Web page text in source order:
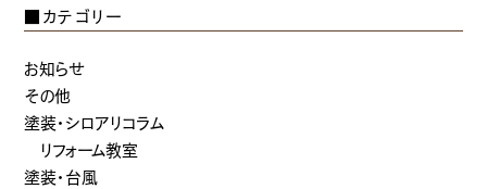
■カテゴリー
お知らせ
その他
塗装・シロアリコラム
リフォーム教室
塗装・台風